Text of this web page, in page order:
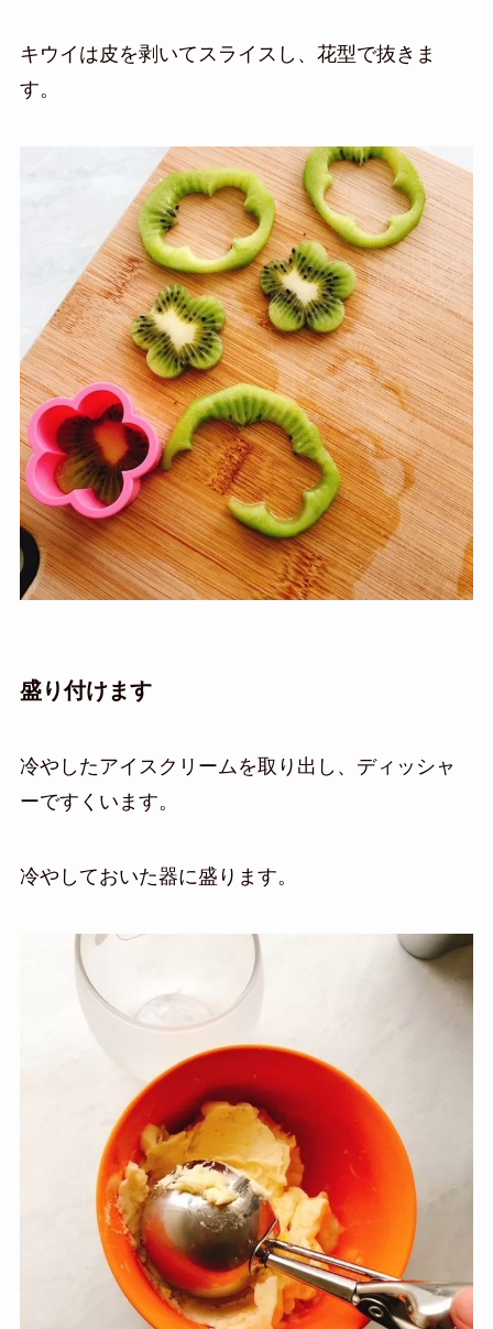
キウイは皮を剥いてスライスし、花型で抜きま
す。
盛り付けます
冷やしたアイスクリームを取り出し、ディッシャ
ーですくいます。
冷やしておいた器に盛ります。